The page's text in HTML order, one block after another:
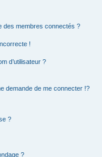
des membres connectés ?
!
d’utilisateur ?
demande de me connecter !?
?
?